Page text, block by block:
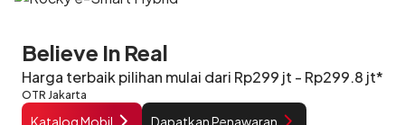
Believe In Real
Harga terbaik pilihan mulai dari Rp299 jt - Rp299.8 jt*
OTR Jakarta
Katalog Mobil Dapatkan Penawaran